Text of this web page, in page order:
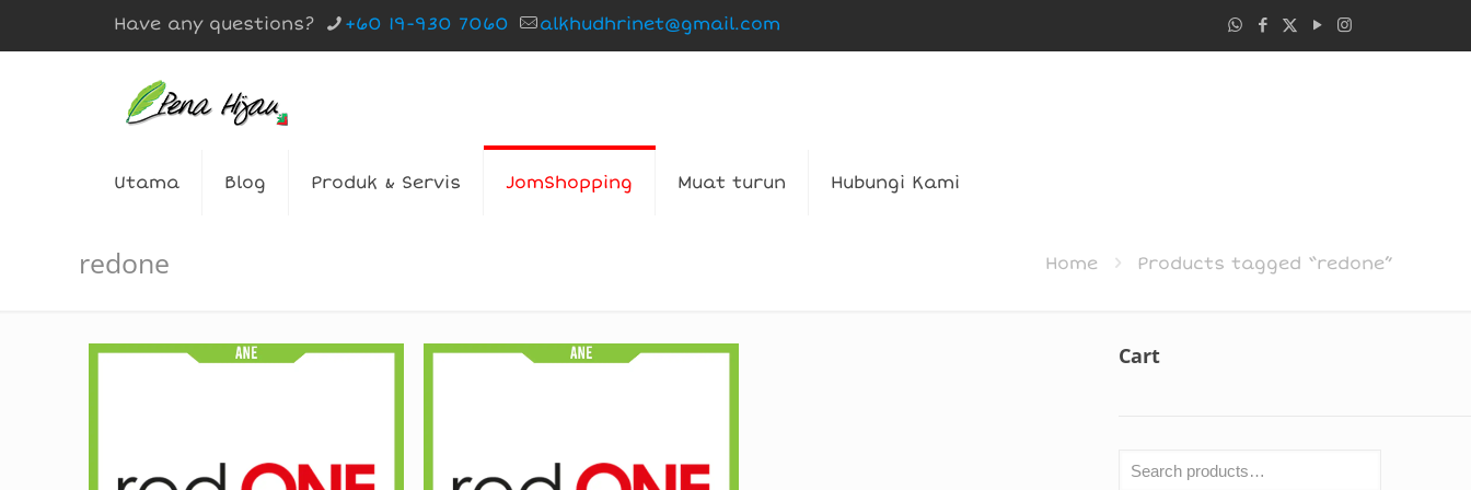
Have any questions? +60 19-930 7060 alkhudhrinet@gmail.com
Utama Blog Produk & Servis JomShopping Muat turun Hubungi Kami
redone Home Products tagged “redone”
Cart